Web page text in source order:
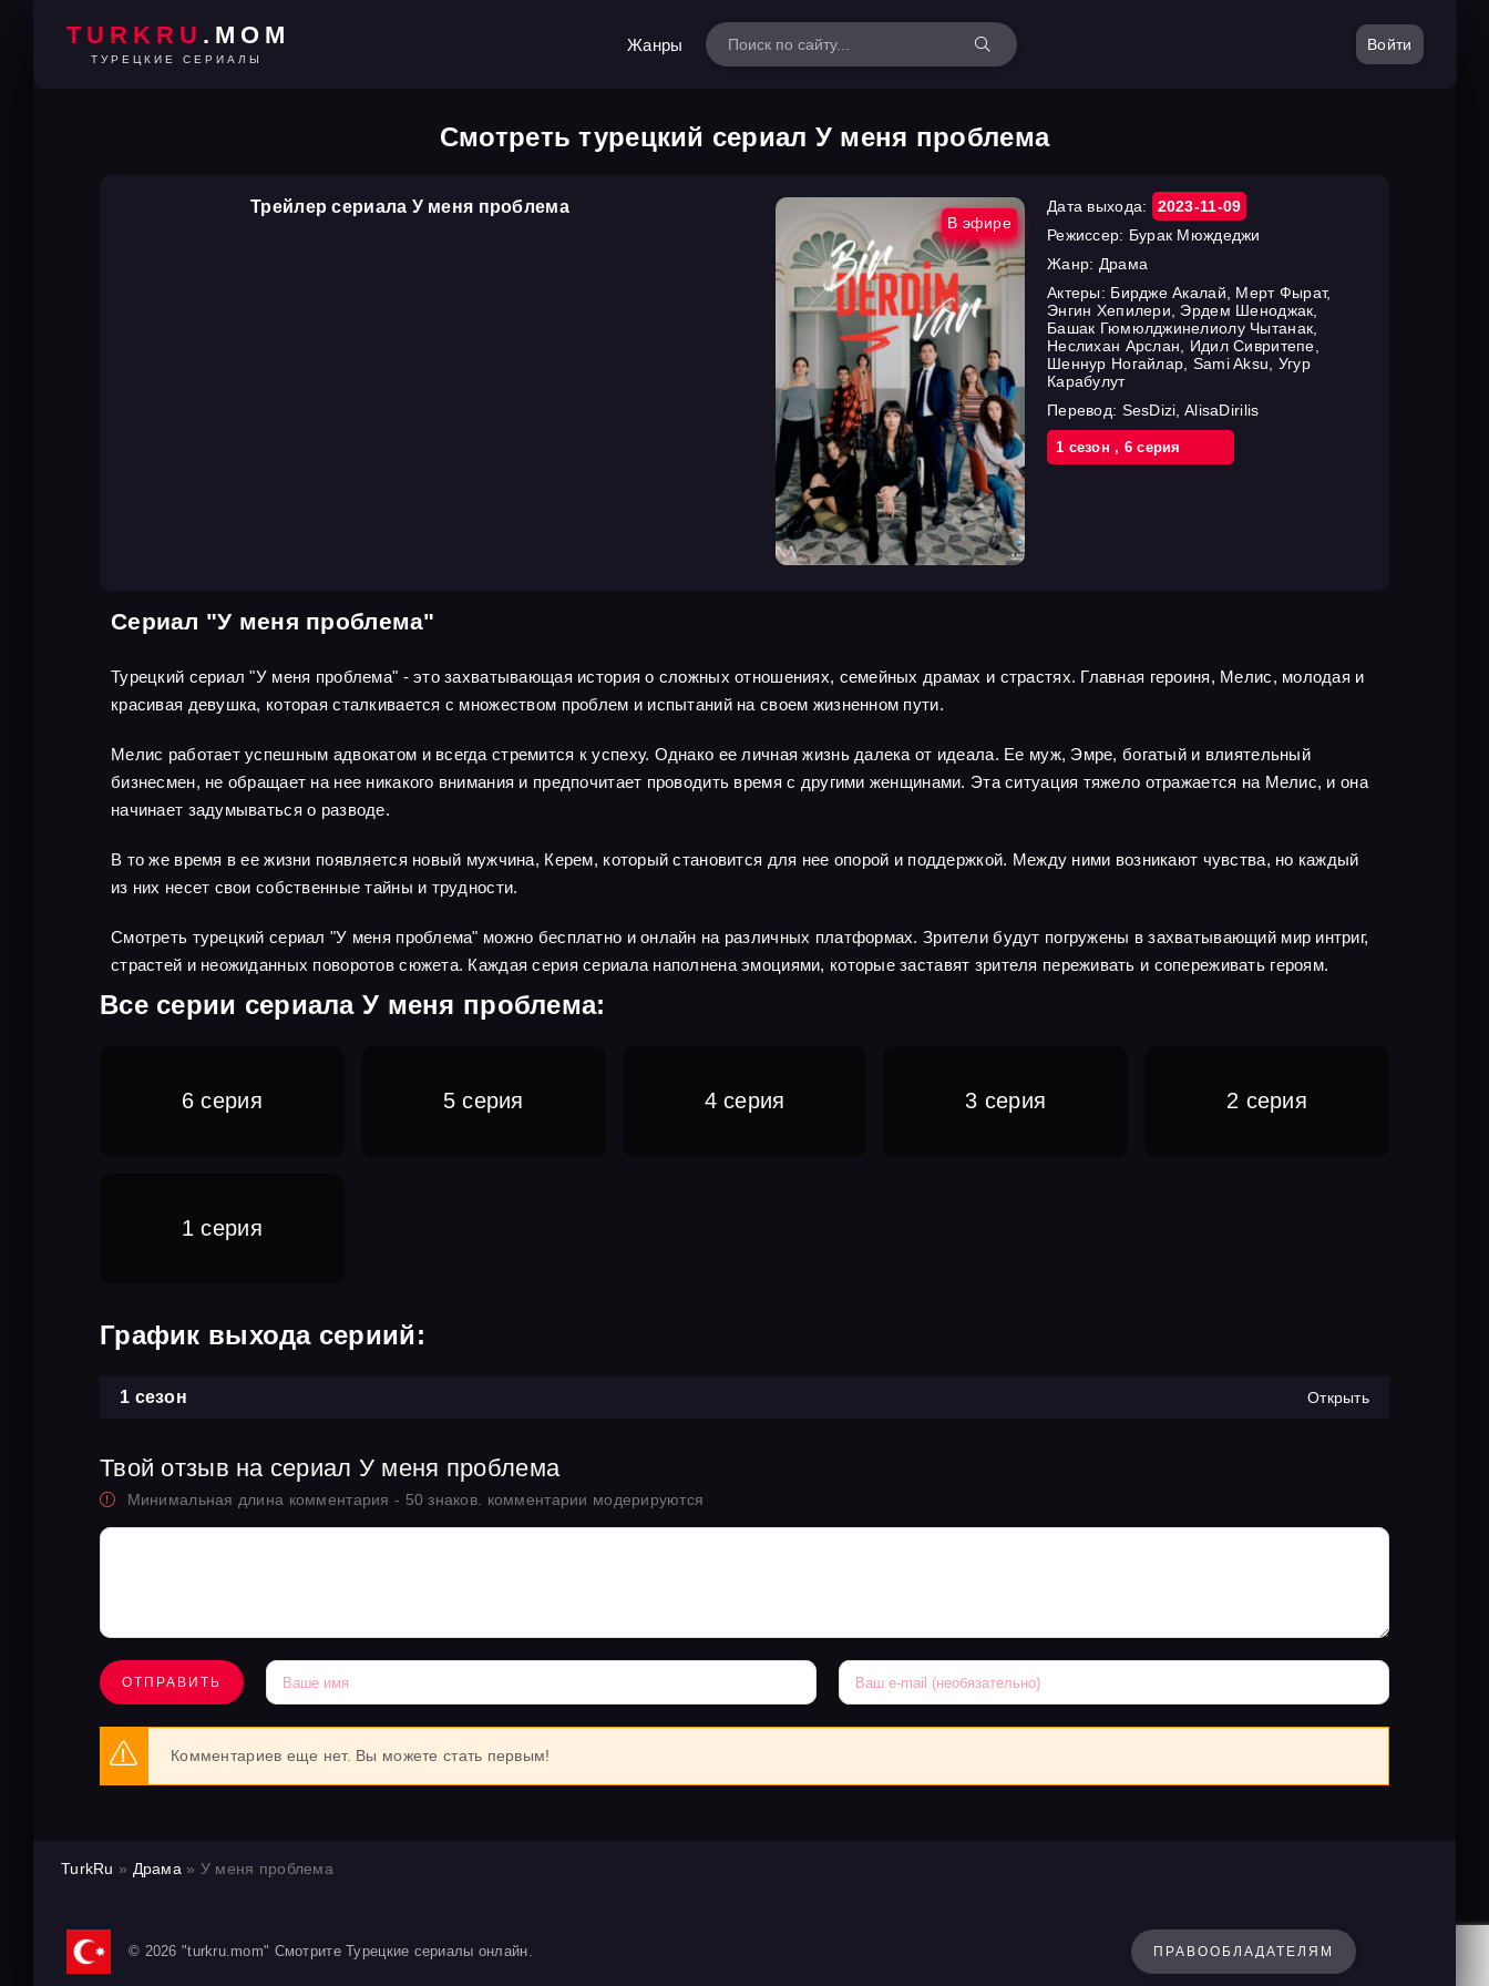
TURKRU .MOM
ТУРЕЦКИЕ СЕРИАЛЫ
Жанры Войти
Смотреть турецкий сериал У меня проблема
Трейлер сериала У меня проблема
В эфире
Дата выхода:
2023-11-09
Режиссер: Бурак Мюждеджи
Жанр: Драма
Актеры: Бирдже Акалай, Мерт Фырат,
Энгин Хепилери, Эрдем Шеноджак,
Башак Гюмюлджинелиолу Чытанак,
Неслихан Арслан, Идил Сивритепе,
Шеннур Ногайлар, Sami Aksu, Угур
Карабулут
Перевод: SesDizi, AlisaDirilis
1 cезон, 6 cерия
Сериал "У меня проблема"
Турецкий сериал "У меня проблема" - это захватывающая история о сложных отношениях, семейных драмах и страстях. Главная героиня, Мелис, молодая и
красивая девушка, которая сталкивается с множеством проблем и испытаний на своем жизненном пути.
Мелис работает успешным адвокатом и всегда стремится к успеху. Однако ее личная жизнь далека от идеала. Ее муж, Эмре, богатый и влиятельный
бизнесмен, не обращает на нее никакого внимания и предпочитает проводить время с другими женщинами. Эта ситуация тяжело отражается на Мелис, и она
начинает задумываться о разводе.
В то же время в ее жизни появляется новый мужчина, Керем, который становится для нее опорой и поддержкой. Между ними возникают чувства, но каждый
из них несет свои собственные тайны и трудности.
Смотреть турецкий сериал "У меня проблема" можно бесплатно и онлайн на различных платформах. Зрители будут погружены в захватывающий мир интриг,
страстей и неожиданных поворотов сюжета. Каждая серия сериала наполнена эмоциями, которые заставят зрителя переживать и сопереживать героям.
Все серии сериала У меня проблема:
6 серия 5 серия 4 серия 3 серия 2 серия
1 серия
График выхода сериий:
1 сезон Открыть
Твой отзыв на сериал У меня проблема
Минимальная длина комментария - 50 знаков. комментарии модерируются
ОТПРАВИТЬ
Комментариев еще нет. Вы можете стать первым!
TurkRu » Драма » У меня проблема
© 2026 "turkru.mom" Смотрите Турецкие сериалы онлайн. ПРАВООБЛАДАТЕЛЯМ